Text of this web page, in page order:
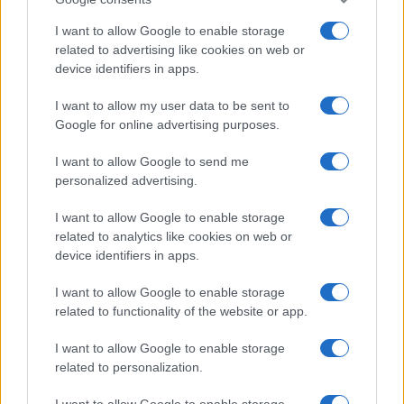
I want to allow Google to enable storage
related to advertising like cookies on web or
device identifiers in apps.
I want to allow my user data to be sent to
Google for online advertising purposes.
I want to allow Google to send me
personalized advertising.
I want to allow Google to enable storage
related to analytics like cookies on web or
device identifiers in apps.
I want to allow Google to enable storage
related to functionality of the website or app.
I want to allow Google to enable storage
related to personalization.